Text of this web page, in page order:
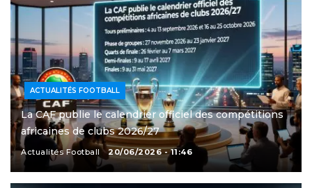
ACTUALITÉS FOOTBALL
La CAF publie le calendrier officiel des compétitions
africaines de clubs 2026/27
Actualités Football 20/06/2026 - 11:46